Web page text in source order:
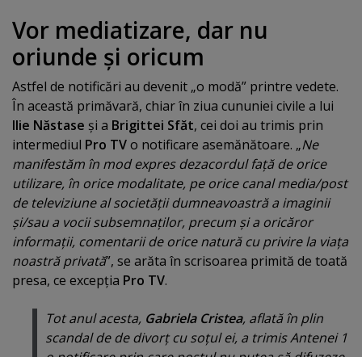
Vor mediatizare, dar nu
oriunde şi oricum
Astfel de notificări au devenit „o modă” printre vedete.
În această primăvară, chiar în ziua cununiei civile a lui
Ilie Năstase şi a Brigittei Sfăt, cei doi au trimis prin
intermediul Pro TVo notificare asemănătoare. „Ne
manifestăm în mod expres dezacordul faţă de orice
utilizare, în orice modalitate, pe orice canal media/post
de televiziune al societăţii dumneavoastră a imaginii
şi/sau a vocii subsemnaţilor, precum şi a oricăror
informaţii, comentarii de orice natură cu privire la viaţa
noastră privată”, se arăta în scrisoarea primită de toată
presa, ce excepţia Pro TV.
Tot anul acesta, Gabriela Cristea, aflată în plin
scandal de de divorţ cu soţul ei, a trimis Antenei 1